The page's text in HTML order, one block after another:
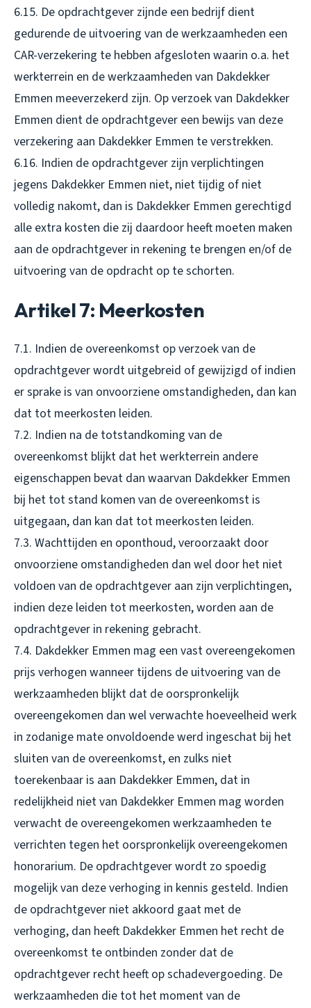
6.15. De opdrachtgever zijnde een bedrijf dient
gedurende de uitvoering van de werkzaamheden een
CAR-verzekering te hebben afgesloten waarin o.a. het
werkterrein en de werkzaamheden van Dakdekker
Emmen meeverzekerd zijn. Op verzoek van Dakdekker
Emmen dient de opdrachtgever een bewijs van deze
verzekering aan Dakdekker Emmen te verstrekken.
6.16. Indien de opdrachtgever zijn verplichtingen
jegens Dakdekker Emmen niet, niet tijdig of niet
volledig nakomt, dan is Dakdekker Emmen gerechtigd
alle extra kosten die zij daardoor heeft moeten maken
aan de opdrachtgever in rekening te brengen en/of de
uitvoering van de opdracht op te schorten.
Artikel 7: Meerkosten
7.1. Indien de overeenkomst op verzoek van de
opdrachtgever wordt uitgebreid of gewijzigd of indien
er sprake is van onvoorziene omstandigheden, dan kan
dat tot meerkosten leiden.
7.2. Indien na de totstandkoming van de
overeenkomst blijkt dat het werkterrein andere
eigenschappen bevat dan waarvan Dakdekker Emmen
bij het tot stand komen van de overeenkomst is
uitgegaan, dan kan dat tot meerkosten leiden.
7.3. Wachttijden en oponthoud, veroorzaakt door
onvoorziene omstandigheden dan wel door het niet
voldoen van de opdrachtgever aan zijn verplichtingen,
indien deze leiden tot meerkosten, worden aan de
opdrachtgever in rekening gebracht.
7.4. Dakdekker Emmen mag een vast overeengekomen
prijs verhogen wanneer tijdens de uitvoering van de
werkzaamheden blijkt dat de oorspronkelijk
overeengekomen dan wel verwachte hoeveelheid werk
in zodanige mate onvoldoende werd ingeschat bij het
sluiten van de overeenkomst, en zulks niet
toerekenbaar is aan Dakdekker Emmen, dat in
redelijkheid niet van Dakdekker Emmen mag worden
verwacht de overeengekomen werkzaamheden te
verrichten tegen het oorspronkelijk overeengekomen
honorarium. De opdrachtgever wordt zo spoedig
mogelijk van deze verhoging in kennis gesteld. Indien
de opdrachtgever niet akkoord gaat met de
verhoging, dan heeft Dakdekker Emmen het recht de
overeenkomst te ontbinden zonder dat de
opdrachtgever recht heeft op schadevergoeding. De
werkzaamheden die tot het moment van de